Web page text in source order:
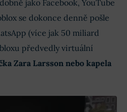
jako Facebook, YouTube
se dokonce denně pošle
(více jak 50 miliard
předvedly virtuální
Zara Larsson nebo kapela